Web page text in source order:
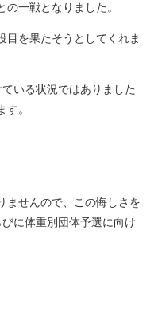
一戦となりました。
目を果たそうとしてくれま
いる状況ではありました
。
ませんので、この悔しさを
に体重別団体予選に向け